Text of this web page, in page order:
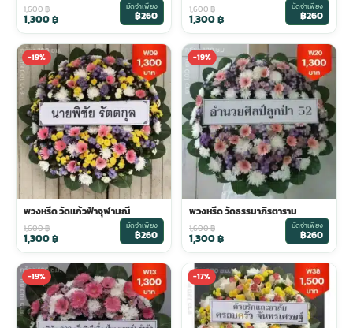
1,600฿
1,300฿
มัดจำเพียง
฿260 1,600฿
1,300฿
มัดจำเพียง
฿260
-19%
พวงหรีด วัดแก้วฟ้าจุฬามณี
1,600฿
1,300฿
มัดจำเพียง
฿260
-19%
พวงหรีด วัดธรรมาภิรตาราม
1,600฿
1,300฿
มัดจำเพียง
฿260
-19% -17%